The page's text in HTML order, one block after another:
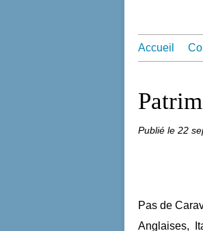
Accueil
Publié le 22
Pas de
Anglaises,